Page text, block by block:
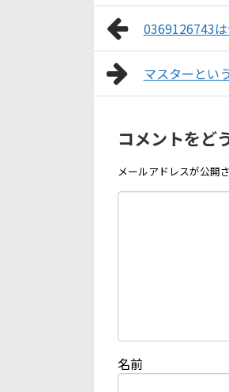
0369126743
マスターとい
コメントをど
メールアドレスが公開
名前